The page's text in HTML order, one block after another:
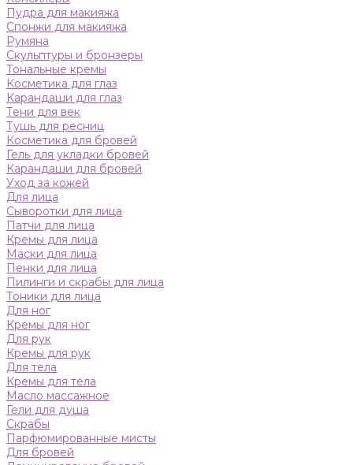
Пудра для макияжа
Спонжи для макияжа
Румяна
Скульптуры и бронзеры
Тональные кремы
Косметика для глаз
Карандаши для глаз
Тени для век
Тушь для ресниц
Косметика для бровей
Гель для укладки бровей
Карандаши для бровей
Уход за кожей
Для лица
Сыворотки для лица
Патчи для лица
Кремы для лица
Маски для лица
Пенки для лица
Пилинги и скрабы для лица
Тоники для лица
Для ног
Кремы для ног
Для рук
Кремы для рук
Для тела
Кремы для тела
Масло массажное
Гели для душа
Скрабы
Парфюмированные мисты
Для бровей